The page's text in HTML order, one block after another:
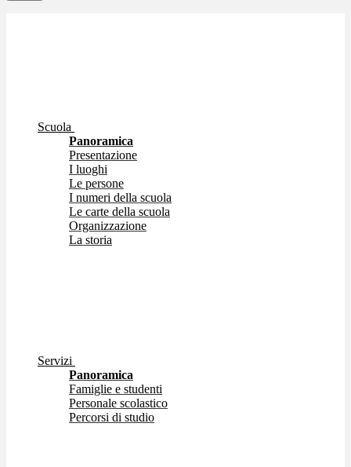
Scuola
Panoramica
Presentazione
I luoghi
Le persone
I numeri della scuola
Le carte della scuola
Organizzazione
La storia
Servizi
Panoramica
Famiglie e studenti
Personale scolastico
Percorsi di studio